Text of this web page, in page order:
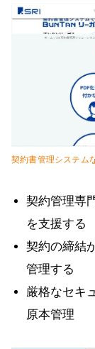
契約書管理システム
契約管理専
を支援する
契約の締結
管理する
厳格なセキ
原本管理